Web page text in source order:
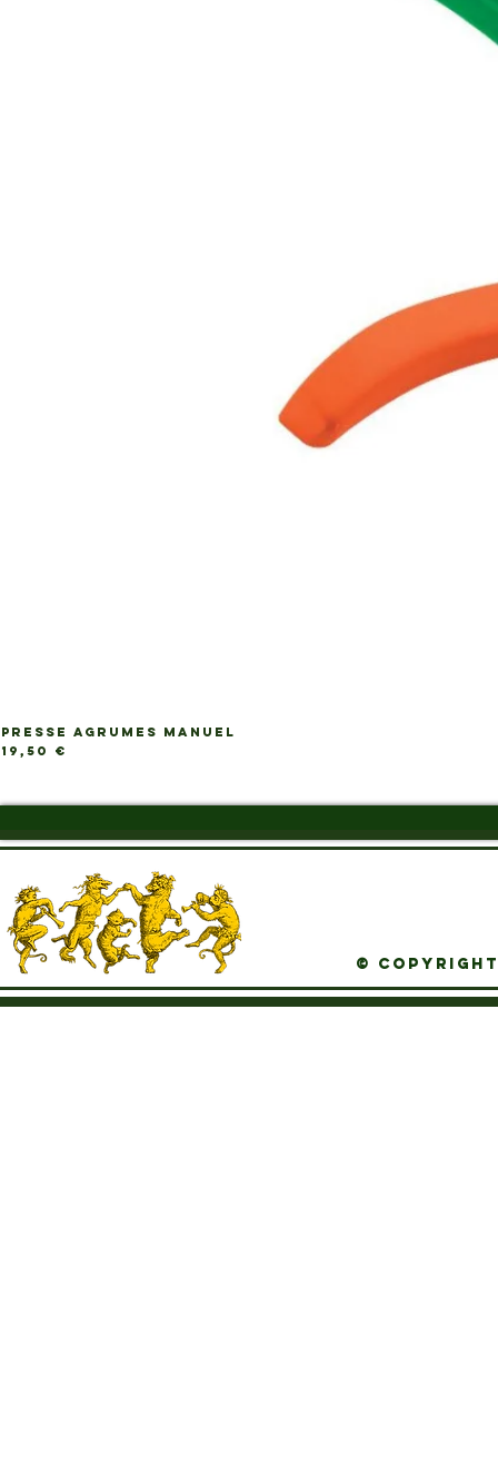
PRESSE AGRUMES MANUEL
Prix
19,50 €
© Copyright